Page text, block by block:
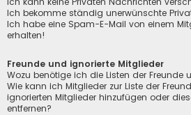
Ich bekomme ständig unerwünschte
Ich habe eine Spam-E-Mail von einem
erhalten!
Freunde und ignorierte Mitglieder
Wozu benötige ich die Listen der Freunde
Wie kann ich Mitglieder zur Liste der
ignorierten Mitglieder hinzufügen oder
entfernen?